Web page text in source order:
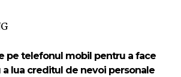
pe telefonul mobil pentru a face
a lua creditul de nevoi personale